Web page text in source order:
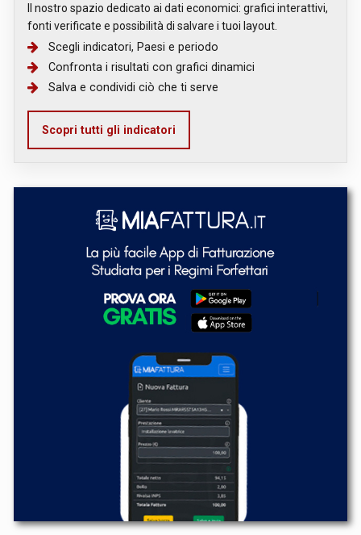
Il nostro spazio dedicato ai dati economici: grafici interattivi,
fonti verificate e possibilità di salvare i tuoi layout.
Scegli indicatori, Paesi e periodo
Confronta i risultati con grafici dinamici
Salva e condividi ciò che ti serve
Scopri tutti gli indicatori